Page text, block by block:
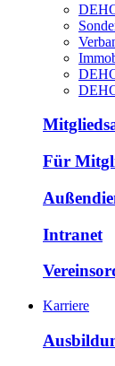
Für
Intranet
Karriere